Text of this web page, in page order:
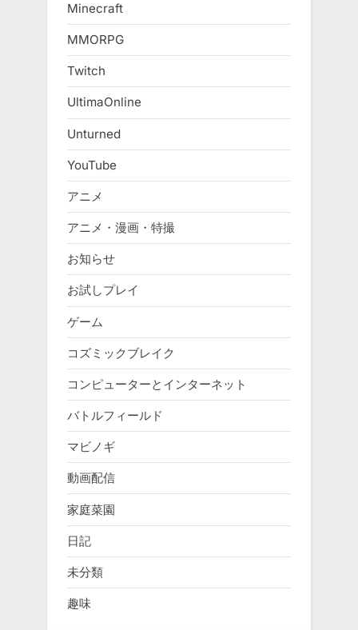
Minecraft
MMORPG
Twitch
UltimaOnline
Unturned
YouTube
アニメ
アニメ・漫画・特撮
お知らせ
お試しプレイ
ゲーム
コズミックブレイク
コンピューターとインターネット
バトルフィールド
マビノギ
動画配信
家庭菜園
日記
未分類
趣味